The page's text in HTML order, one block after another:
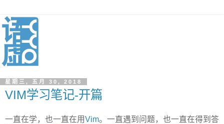
星期三, 五月 30, 2018
VIM学习笔记-开篇
一直在学，也一直在用Vim。一直遇到问题，也一直在得到答